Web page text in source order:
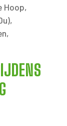
Hoop,